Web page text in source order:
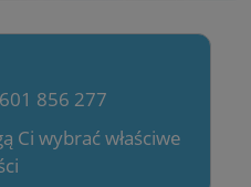
856 277
Ci wybrać właściwe